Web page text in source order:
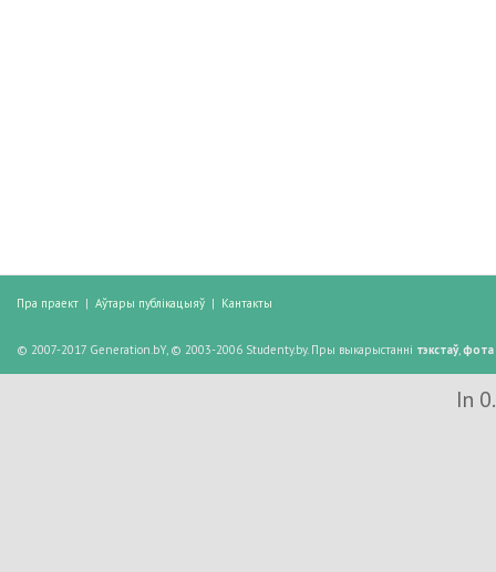
Пра праект | Аўтары публікацыяў | Кантакты
© 2007-2017 Generation.bY, © 2003-2006 Studenty.by. Пры выкарыстанні тэкстаў, фота
In